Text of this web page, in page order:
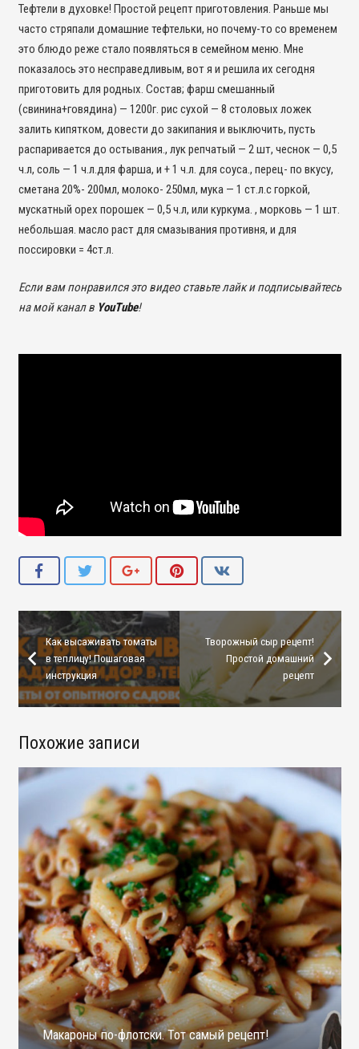
Тефтели в духовке! Простой рецепт приготовления. Раньше мы
часто стряпали домашние тефтельки, но почему-то со временем
это блюдо реже стало появляться в семейном меню. Мне
показалось это несправедливым, вот я и решила их сегодня
приготовить для родных. Состав; фарш смешанный
(свинина+говядина) — 1200г. рис сухой — 8 столовых ложек
залить кипятком, довести до закипания и выключить, пусть
распаривается до остывания., лук репчатый — 2 шт, чеснок — 0,5
ч.л, соль — 1 ч.л.для фарша, и + 1 ч.л. для соуса., перец- по вкусу,
сметана 20%- 200мл, молоко- 250мл, мука — 1 ст.л.с горкой,
мускатный орех порошек — 0,5 ч.л, или куркума. , морковь — 1 шт.
небольшая. масло раст для смазывания противня, и для
поссировки = 4ст.л.
Если вам понравился это видео ставьте лайк и подписывайтесь
на мой канал в YouTube!
Творожный сыр рецепт!
Простой домашний
рецепт
Как высаживать томаты
в теплицу! Пошаговая
инструкция
Похожие записи
Макароны по-флотски. Тот самый рецепт!